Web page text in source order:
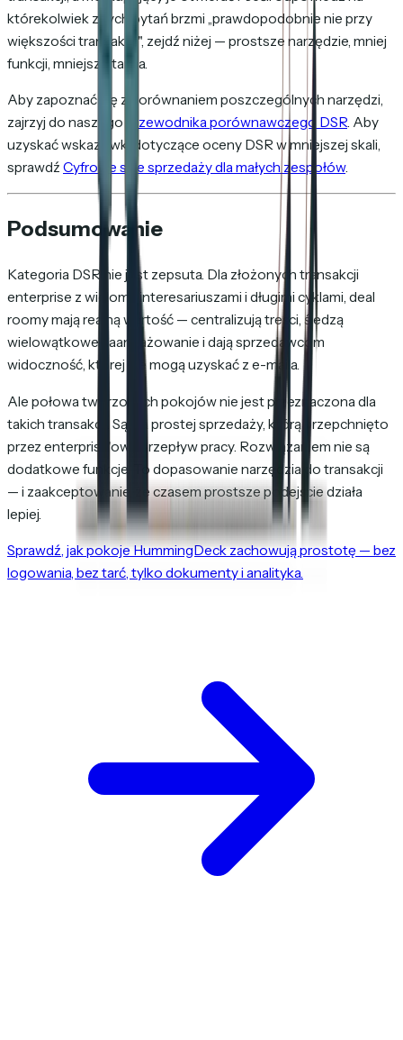
którekolwiek z tych pytań brzmi „prawdopodobnie nie przy
większości transakcji", zejdź niżej — prostsze narzędzie, mniej
funkcji, mniejsze tarcia.
Aby zapoznać się z porównaniem poszczególnych narzędzi,
zajrzyj do naszego
przewodnika porównawczego DSR. Aby
uzyskać wskazówki dotyczące oceny DSR w mniejszej skali,
sprawdź Cyfrowe sale sprzedaży dla małych zespołów.
Podsumowanie
Kategoria DSR nie jest zepsuta. Dla złożonych transakcji
enterprise z wieloma interesariuszami i długimi cyklami, deal
roomy mają realną wartość — centralizują treści, śledzą
wielowątkowe zaangażowanie i dają sprzedawcom
widoczność, której nie mogą uzyskać z e-maila.
Ale połowa tworzonych pokojów nie jest przeznaczona dla
takich transakcji. Są dla prostej sprzedaży, którą przepchnięto
przez enterprise'owy przepływ pracy. Rozwiązaniem nie są
dodatkowe funkcje. To dopasowanie narzędzia do transakcji
— i zaakceptowanie, że czasem prostsze podejście działa
lepiej.
Sprawdź, jak pokoje HummingDeck zachowują prostotę — bez
logowania, bez tarć, tylko dokumenty i analityka.